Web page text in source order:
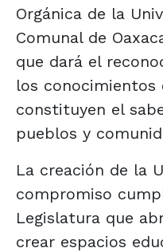
Orgánica de la
Comunal de
que dará el
los conocimientos
constituyen el
pueblos y
La creación de la
compromiso
Legislatura que
crear espacios